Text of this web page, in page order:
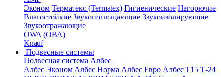
Эконом Терматекс (Termatex) Гигиенические Негорючие
Влагостойкие Звукопоглощающие Звукоизолирующие
Звукоотражающие
OWA (ОВА)
Knauf
Подвесные системы
Подвесная система Албес
Албес Эконом Албес Норма Албес Евро Албес T15 Т-24